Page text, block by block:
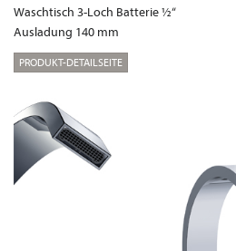
Waschtisch 3-Loch Batterie ½“
Ausladung 140 mm
PRODUKT-DETAILSEITE